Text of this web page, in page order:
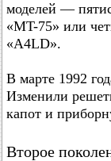
моделей —
«MT-75» или
«A4LD».
В марте 1992
Изменили
капот и
Второе